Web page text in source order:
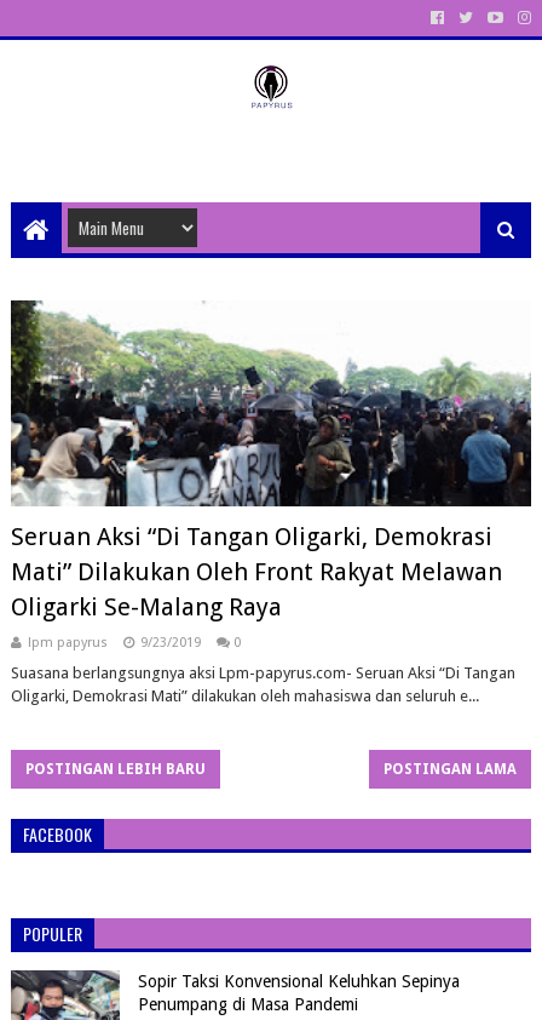
Seruan Aksi “Di Tangan Oligarki, Demokrasi
Mati” Dilakukan Oleh Front Rakyat Melawan
Oligarki Se-Malang Raya
lpm papyrus 9/23/2019 0
Suasana berlangsungnya aksi Lpm-papyrus.com- Seruan Aksi “Di Tangan
Oligarki, Demokrasi Mati” dilakukan oleh mahasiswa dan seluruh e...
POSTINGAN LEBIH BARU POSTINGAN LAMA
FACEBOOK
POPULER
Sopir Taksi Konvensional Keluhkan Sepinya
Penumpang di Masa Pandemi